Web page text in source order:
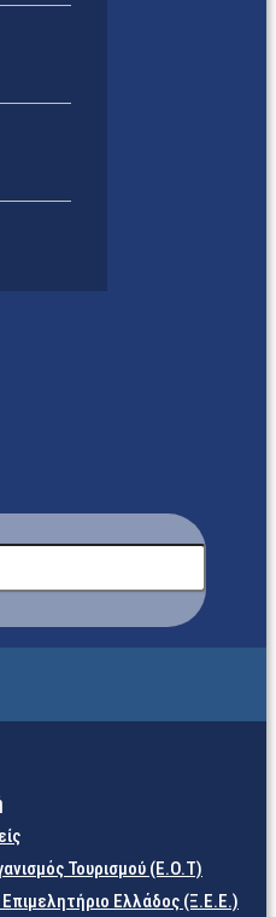
Τουρισμού (Ε.Ο.Τ)
Ελλάδος (Ξ.Ε.Ε.)